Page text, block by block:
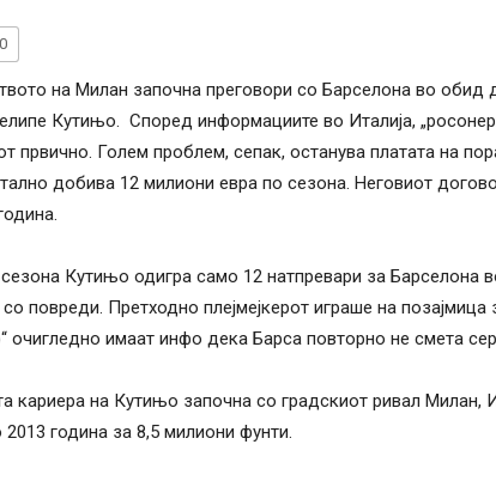
0
на Милан започна преговори со Барселона во обид
Кутињо. Според информациите во Италија,
првично. Голем проблем, сепак, останува платата на
добива 12 милиони евра по сезона. Неговиот
Кутињо одигра само 12 натпревари за Барселона
повреди. Претходно плејмејкерот играше на позајмица
очигледно имаат инфо дека Барса повторно не смета
кариера на Кутињо започна со градскиот ривал Милан,
2013 година за 8,5 милиони фунти.